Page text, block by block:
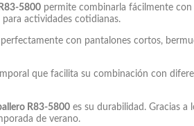
5800 permite combinarla fácilmente
actividades cotidianas.
con pantalones cortos,
que facilita su combinación con
R83-5800 es su durabilidad. Gracias a
de verano.